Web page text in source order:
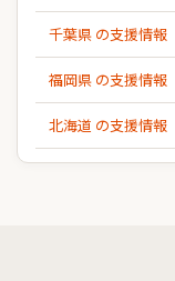
千葉県 の支援情報
福岡県 の支援情報
北海道 の支援情報